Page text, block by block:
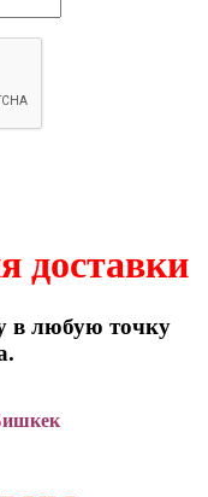
доставки
в любую точку